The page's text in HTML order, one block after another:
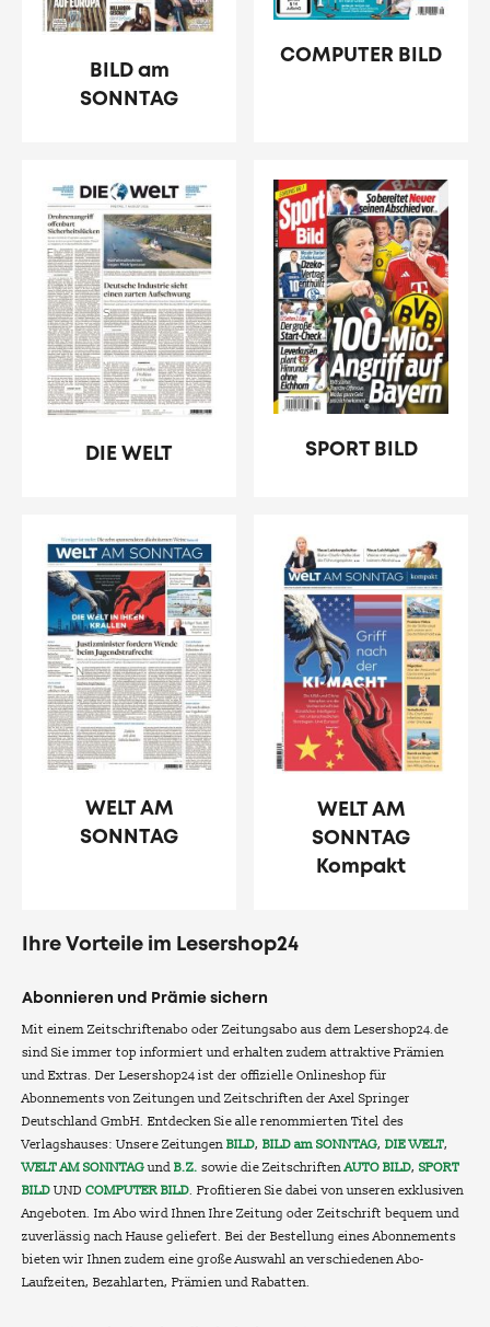
BILD am
SONNTAG
COMPUTER BILD
DIE WELT SPORT BILD
WELT AM
SONNTAG
WELT AM
SONNTAG
Kompakt
Ihre Vorteile im Lesershop24
Abonnieren und Prämie sichern
Mit einem Zeitschriftenabo oder Zeitungsabo aus dem Lesershop24.de
sind Sie immer top informiert und erhalten zudem attraktive Prämien
und Extras. Der Lesershop24 ist der offizielle Onlineshop für
Abonnements von Zeitungen und Zeitschriften der Axel Springer
Deutschland GmbH. Entdecken Sie alle renommierten Titel des
Verlagshauses: Unsere Zeitungen BILD, BILD am SONNTAG, DIE WELT,
WELT AM SONNTAGund B.Z. sowie die ZeitschriftenAUTO BILD, SPORT
BILD UND COMPUTER BILD. Profitieren Sie dabei von unseren exklusiven
Angeboten. Im Abo wird Ihnen Ihre Zeitung oder Zeitschrift bequem und
zuverlässig nach Hause geliefert. Bei der Bestellung eines Abonnements
bieten wir Ihnen zudem eine große Auswahl an verschiedenen Abo-
Laufzeiten, Bezahlarten, Prämien und Rabatten.